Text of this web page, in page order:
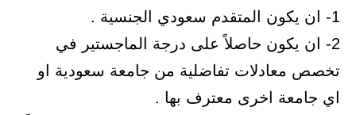
1- ان يكون المتقدم سعودي الجنسية .
2- ان يكون حاصلاً على درجة الماجستير في
تخصص معادلات تفاضلية من جامعة سعودية او
اي جامعة اخرى معترف بها .